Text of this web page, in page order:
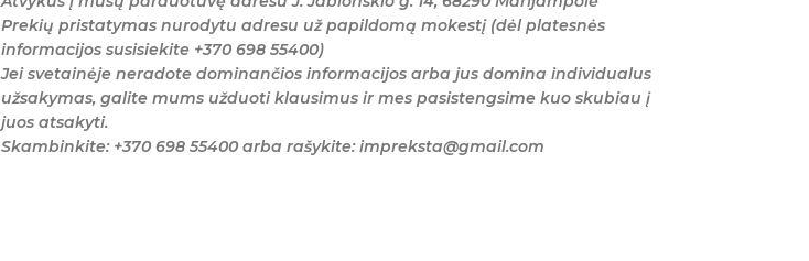
Prekių pristatymas nurodytu adresu už papildomą mokestį (dėl platesnės
informacijos susisiekite +370 698 55400)
Jei svetainėje neradote dominančios informacijos arba jus domina individualus
užsakymas, galite mums užduoti klausimus ir mes pasistengsime kuo skubiau į
juos atsakyti.
Skambinkite: +370 698 55400 arba rašykite: impreksta@gmail.com